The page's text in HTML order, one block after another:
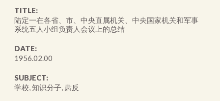
TITLE:
陆定一在各省、市、中央直属机关、中央国家机关和军事
系统五人小组负责人会议上的总结
DATE:
1956.02.00
SUBJECT:
学校, 知识分子, 肃反